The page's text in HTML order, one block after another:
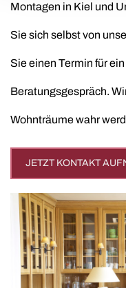
Montagen in Kiel und
Sie sich selbst von
Sie einen Termin für
Beratungsgespräch.
Wohnträume wahr
JETZT KONTAKT